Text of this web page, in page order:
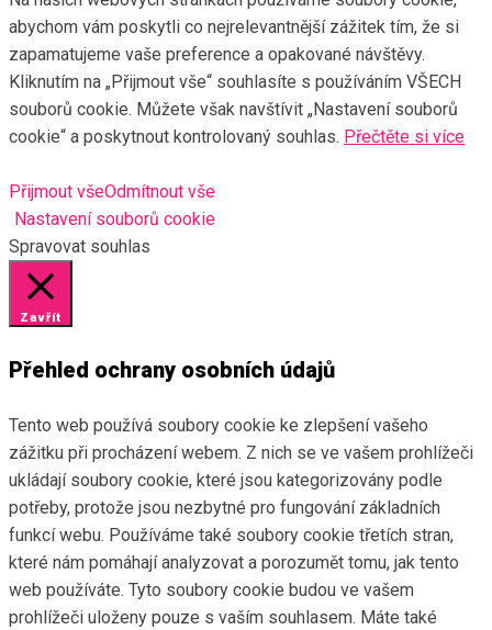
abychom vám poskytli co nejrelevantnější zážitek tím, že si
zapamatujeme vaše preference a opakované návštěvy.
Kliknutím na „Přijmout vše“ souhlasíte s používáním VŠECH
souborů cookie. Můžete však navštívit „Nastavení souborů
cookie“ a poskytnout kontrolovaný souhlas. Přečtěte si více
Přijmout všeOdmítnout vše
Nastavení souborů cookie
Spravovat souhlas
Zavřít
Přehled ochrany osobních údajů
Tento web používá soubory cookie ke zlepšení vašeho
zážitku při procházení webem. Z nich se ve vašem prohlížeči
ukládají soubory cookie, které jsou kategorizovány podle
potřeby, protože jsou nezbytné pro fungování základních
funkcí webu. Používáme také soubory cookie třetích stran,
které nám pomáhají analyzovat a porozumět tomu, jak tento
web používáte. Tyto soubory cookie budou ve vašem
prohlížeči uloženy pouze s vaším souhlasem. Máte také